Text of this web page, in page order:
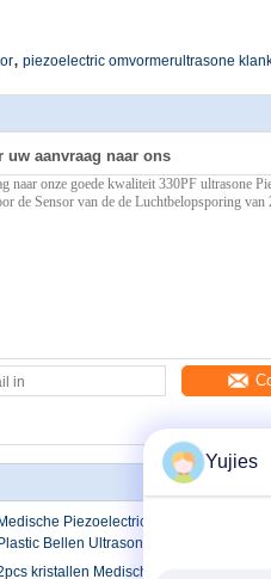
, piezoelectric omvormerultrasone
uw aanvraag naar ons
Medische Piezoelectric
Plastic Bellen Ultrasone Sensor
kristallen Medische Ultrasone Piezo
Yujies